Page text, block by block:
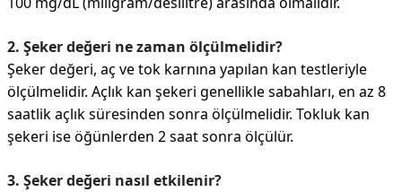
2. Şeker değeri ne zaman ölçülmelidir?
Şeker değeri, aç ve tok karnına yapılan kan testleriyle
ölçülmelidir. Açlık kan şekeri genellikle sabahları, en az 8
saatlik açlık süresinden sonra ölçülmelidir. Tokluk kan
şekeri ise öğünlerden 2 saat sonra ölçülür.
3. Şeker değeri nasıl etkilenir?